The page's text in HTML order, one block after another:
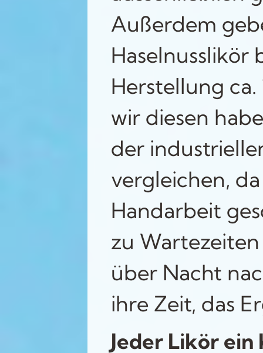
Außerdem
Haselnusslikör
Herstellung
wir diesen
der
vergleichen,
Handarbeit
zu
über Nacht
ihre Zeit, das
Jeder Likör